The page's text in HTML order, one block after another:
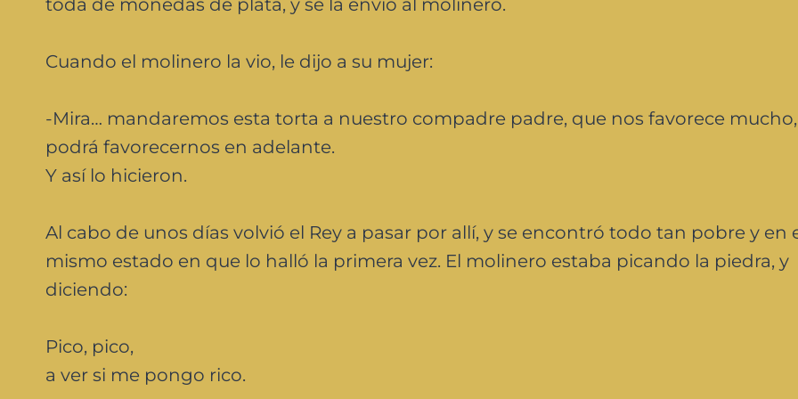
Cuando el molinero la vio, le dijo a su mujer:
-Mira… mandaremos esta torta a nuestro compadre padre, que nos favorece
podrá favorecernos en adelante.
Y así lo hicieron.
Al cabo de unos días volvió el Rey a pasar por allí, y se encontró todo tan pobre y en
mismo estado en que lo halló la primera vez. El molinero estaba picando la piedra, y
diciendo:
Pico, pico,
a ver si me pongo rico.